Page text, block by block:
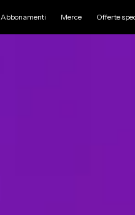
Abbonamenti Merce Offerte